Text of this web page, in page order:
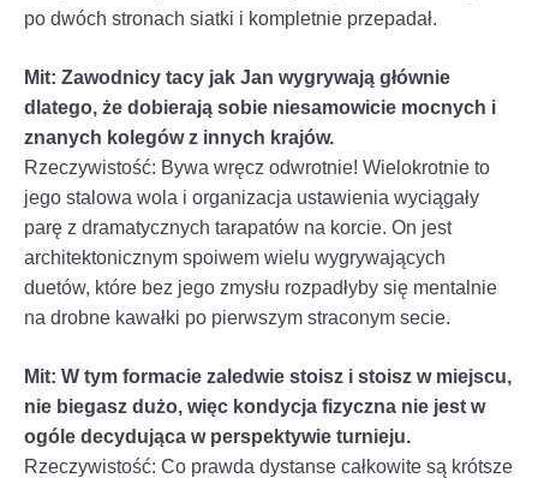
po dwóch stronach siatki i kompletnie przepadał.
Mit: Zawodnicy tacy jak Jan wygrywają głównie
dlatego, że dobierają sobie niesamowicie mocnych i
znanych kolegów z innych krajów.
Rzeczywistość: Bywa wręcz odwrotnie! Wielokrotnie to
jego stalowa wola i organizacja ustawienia wyciągały
parę z dramatycznych tarapatów na korcie. On jest
architektonicznym spoiwem wielu wygrywających
duetów, które bez jego zmysłu rozpadłyby się mentalnie
na drobne kawałki po pierwszym straconym secie.
Mit: W tym formacie zaledwie stoisz i stoisz w miejscu,
nie biegasz dużo, więc kondycja fizyczna nie jest w
ogóle decydująca w perspektywie turnieju.
Rzeczywistość: Co prawda dystanse całkowite są krótsze